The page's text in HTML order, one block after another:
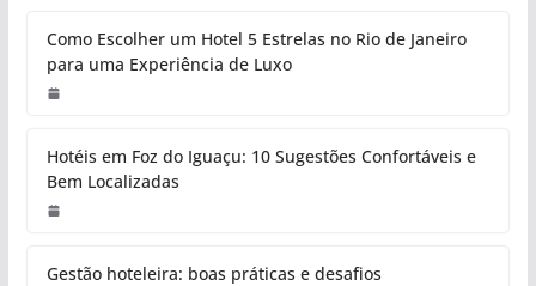
Como Escolher um Hotel 5 Estrelas no Rio de Janeiro
para uma Experiência de Luxo
Hotéis em Foz do Iguaçu: 10 Sugestões Confortáveis e
Bem Localizadas
Gestão hoteleira: boas práticas e desafios